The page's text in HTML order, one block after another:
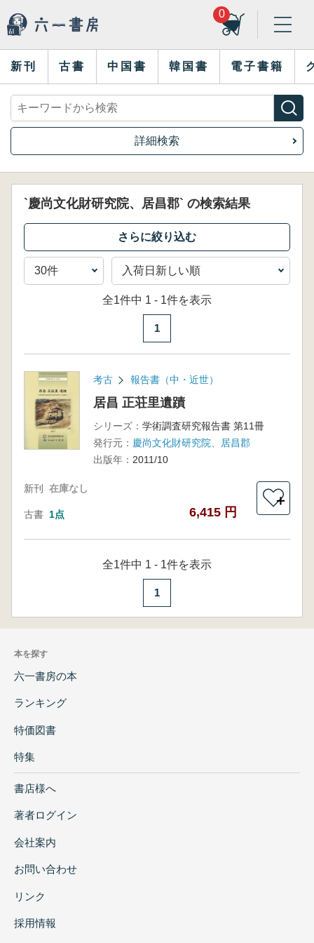
0
新刊 古書 中国書 韓国書 電子書籍
詳細検索
`慶尚文化財研究院、居昌郡` の検索結果
全1件中 1 - 1件を表示
1
考古 報告書（中・近世）
居昌 正荘里遺蹟
シリーズ： 学術調査研究報告書 第11冊
発行元： 慶尚文化財研究院、居昌郡
出版年： 2011/10
新刊 在庫なし
古書 1点 6,415 円
＋
全1件中 1 - 1件を表示
1
本を探す
六一書房の本
ランキング
特価図書
特集
書店様へ
著者ログイン
会社案内
お問い合わせ
リンク
採用情報